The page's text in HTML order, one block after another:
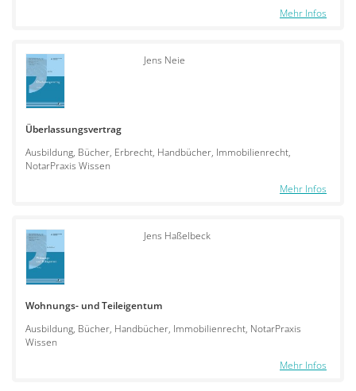
Mehr Infos
Jens Neie
Überlassungsvertrag
Ausbildung, Bücher, Erbrecht, Handbücher, Immobilienrecht,
NotarPraxis Wissen
Mehr Infos
Jens Haßelbeck
Wohnungs- und Teileigentum
Ausbildung, Bücher, Handbücher, Immobilienrecht, NotarPraxis
Wissen
Mehr Infos